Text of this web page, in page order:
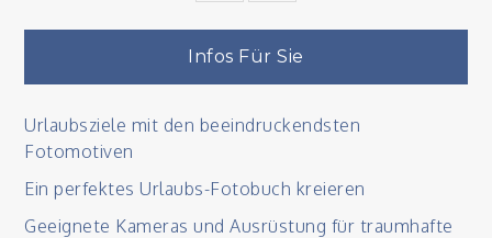
BeiträgeInfos Für Sie
Urlaubsziele mit den beeindruckendsten
Fotomotiven
Ein perfektes Urlaubs-Fotobuch kreieren
Geeignete Kameras und Ausrüstung für traumhafte